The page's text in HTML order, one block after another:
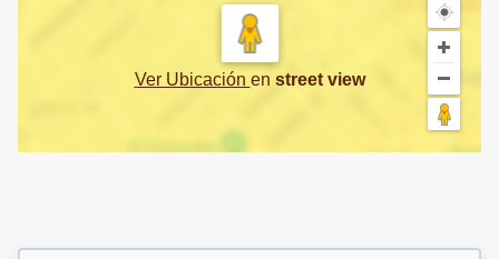
Ver Ubicación en street view